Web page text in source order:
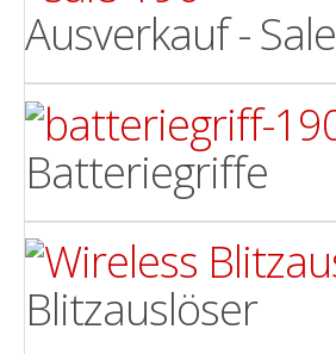
Ausverkauf - Sale
Batteriegriffe
Blitzauslöser